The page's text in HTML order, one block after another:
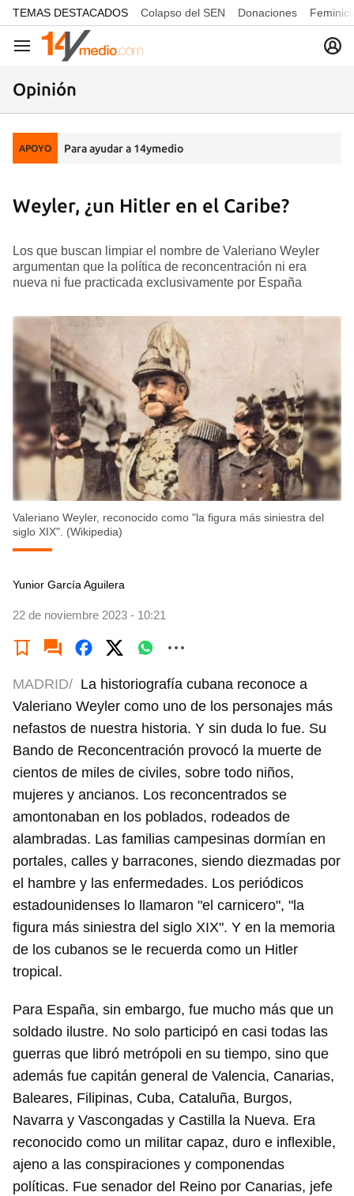
common.go-to-content
TEMAS DESTACADOS Colapso del SEN Donaciones
Navegación
Opinión
APOYO Para ayudar a 14ymedio
Weyler, ¿un Hitler en el Caribe?
Los que buscan limpiar el nombre de Valeriano Weyler
argumentan que la política de reconcentración ni era
nueva ni fue practicada exclusivamente por España
Valeriano Weyler, reconocido como "la figura más siniestra del
siglo XIX". (Wikipedia)
Yunior García Aguilera
22 de noviembre 2023 - 10:21
MADRID/ La historiografía cubana reconoce a
Valeriano Weyler como uno de los personajes más
nefastos de nuestra historia. Y sin duda lo fue. Su
Bando de Reconcentración provocó la muerte de
cientos de miles de civiles, sobre todo niños,
mujeres y ancianos. Los reconcentrados se
amontonaban en los poblados, rodeados de
alambradas. Las familias campesinas dormían en
portales, calles y barracones, siendo diezmadas por
el hambre y las enfermedades. Los periódicos
estadounidenses lo llamaron "el carnicero", "la
figura más siniestra del siglo XIX". Y en la memoria
de los cubanos se le recuerda como un Hitler
tropical.
Para España, sin embargo, fue mucho más que un
soldado ilustre. No solo participó en casi todas las
guerras que libró metrópoli en su tiempo, sino que
además fue capitán general de Valencia, Canarias,
Baleares, Filipinas, Cuba, Cataluña, Burgos,
Navarra y Vascongadas y Castilla la Nueva. Era
reconocido como un militar capaz, duro e inflexible,
ajeno a las conspiraciones y componendas
políticas. Fue senador del Reino por Canarias, jefe